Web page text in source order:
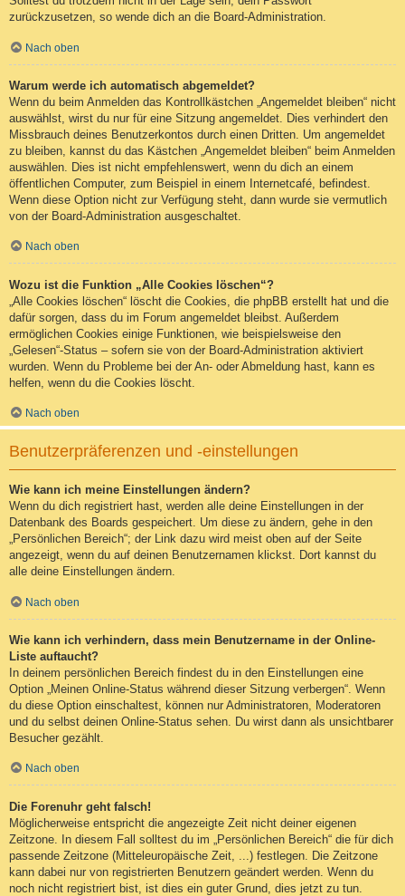
zurückzusetzen, so wende dich an die Board-Administration.
Nach oben
Warum werde ich automatisch abgemeldet?
Wenn du beim Anmelden das Kontrollkästchen „Angemeldet bleiben“ nicht
auswählst, wirst du nur für eine Sitzung angemeldet. Dies verhindert den
Missbrauch deines Benutzerkontos durch einen Dritten. Um angemeldet
zu bleiben, kannst du das Kästchen „Angemeldet bleiben“ beim Anmelden
auswählen. Dies ist nicht empfehlenswert, wenn du dich an einem
öffentlichen Computer, zum Beispiel in einem Internetcafé, befindest.
Wenn diese Option nicht zur Verfügung steht, dann wurde sie vermutlich
von der Board-Administration ausgeschaltet.
Nach oben
Wozu ist die Funktion „Alle Cookies löschen“?
„Alle Cookies löschen“ löscht die Cookies, die phpBB erstellt hat und die
dafür sorgen, dass du im Forum angemeldet bleibst. Außerdem
ermöglichen Cookies einige Funktionen, wie beispielsweise den
„Gelesen“-Status – sofern sie von der Board-Administration aktiviert
wurden. Wenn du Probleme bei der An- oder Abmeldung hast, kann es
helfen, wenn du die Cookies löscht.
Nach oben
Benutzerpräferenzen und -einstellungen
Wie kann ich meine Einstellungen ändern?
Wenn du dich registriert hast, werden alle deine Einstellungen in der
Datenbank des Boards gespeichert. Um diese zu ändern, gehe in den
„Persönlichen Bereich“; der Link dazu wird meist oben auf der Seite
angezeigt, wenn du auf deinen Benutzernamen klickst. Dort kannst du
alle deine Einstellungen ändern.
Nach oben
Wie kann ich verhindern, dass mein Benutzername in der Online-
Liste auftaucht?
In deinem persönlichen Bereich findest du in den Einstellungen eine
Option „Meinen Online-Status während dieser Sitzung verbergen“. Wenn
du diese Option einschaltest, können nur Administratoren, Moderatoren
und du selbst deinen Online-Status sehen. Du wirst dann als unsichtbarer
Besucher gezählt.
Nach oben
Die Forenuhr geht falsch!
Möglicherweise entspricht die angezeigte Zeit nicht deiner eigenen
Zeitzone. In diesem Fall solltest du im „Persönlichen Bereich“ die für dich
passende Zeitzone (Mitteleuropäische Zeit, ...) festlegen. Die Zeitzone
kann dabei nur von registrierten Benutzern geändert werden. Wenn du
noch nicht registriert bist, ist dies ein guter Grund, dies jetzt zu tun.